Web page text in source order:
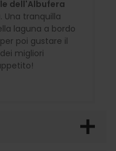
dell'Albufera
Una tranquilla
laguna a bordo
per poi gustare il
migliori